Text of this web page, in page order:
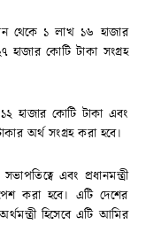
থেকে ১ লাখ ১৬ হাজার
কোটি টাকা সংগ্রহ
হাজার কোটি টাকা এবং
অর্থ সংগ্রহ করা হবে।
এবং প্রধানমন্ত্রী
করা হবে। এটি দেশের
হিসেবে এটি আমির